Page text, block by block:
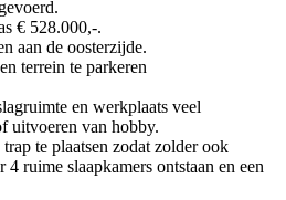
€ 528.000,-.
aan de oosterzijde.
terrein te parkeren
en werkplaats veel
uitvoeren van hobby.
te plaatsen zodat zolder ook
ruime slaapkamers ontstaan en een